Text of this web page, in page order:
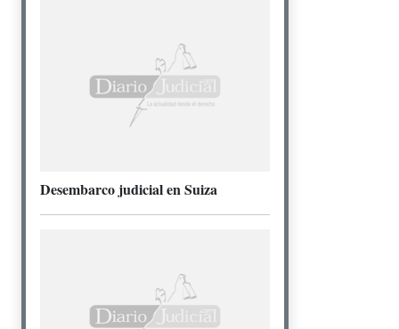
Desembarco judicial en Suiza